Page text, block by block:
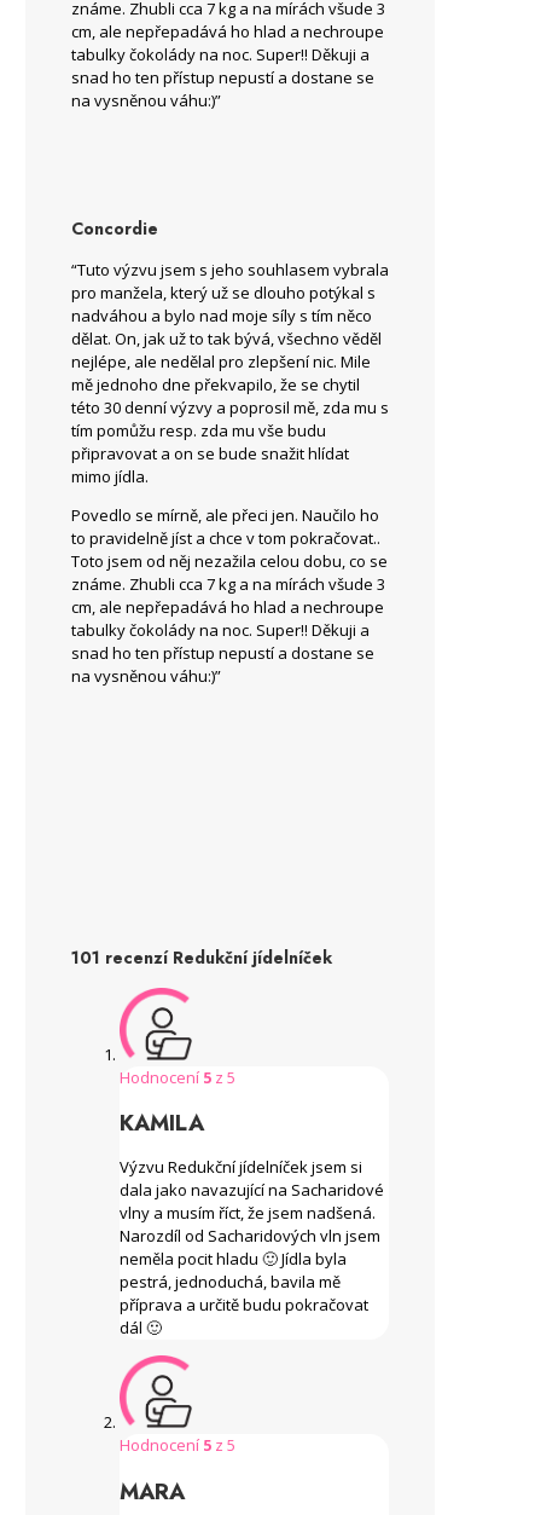
známe. Zhubli cca 7 kg a na mírách všude 3
cm, ale nepřepadává ho hlad a nechroupe
tabulky čokolády na noc. Super!! Děkuji a
snad ho ten přístup nepustí a dostane se
na vysněnou váhu:)”
Concordie
“Tuto výzvu jsem s jeho souhlasem vybrala
pro manžela, který už se dlouho potýkal s
nadváhou a bylo nad moje síly s tím něco
dělat. On, jak už to tak bývá, všechno věděl
nejlépe, ale nedělal pro zlepšení nic. Mile
mě jednoho dne překvapilo, že se chytil
této 30 denní výzvy a poprosil mě, zda mu s
tím pomůžu resp. zda mu vše budu
připravovat a on se bude snažit hlídat
mimo jídla.
Povedlo se mírně, ale přeci jen. Naučilo ho
to pravidelně jíst a chce v tom pokračovat..
Toto jsem od něj nezažila celou dobu, co se
známe. Zhubli cca 7 kg a na mírách všude 3
cm, ale nepřepadává ho hlad a nechroupe
tabulky čokolády na noc. Super!! Děkuji a
snad ho ten přístup nepustí a dostane se
na vysněnou váhu:)”
101 recenzí Redukční jídelníček
Hodnocení 5 z 5
KAMILA
Výzvu Redukční jídelníček jsem si
dala jako navazující na Sacharidové
vlny a musím říct, že jsem nadšená.
Narozdíl od Sacharidových vln jsem
neměla pocit hladu 🙂 Jídla byla
pestrá, jednoduchá, bavila mě
příprava a určitě budu pokračovat
dál 🙂
Hodnocení 5 z 5
MARA